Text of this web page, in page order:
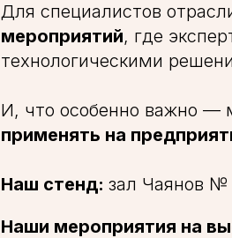
Для специалистов
мероприятий, где
технологическими
И, что особенно важно —
применять на
Наш стенд: зал Чаянов №
Наши мероприятия на